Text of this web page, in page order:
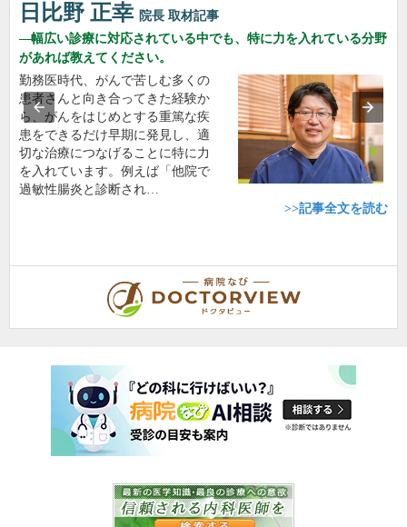
日比野 正幸 院長 取材記事
幅広い診療に対応されている中でも、特に力を入れている分野
があれば教えてください。
勤務医時代、がんで苦しむ多くの
患者さんと向き合ってきた経験か
ら、がんをはじめとする重篤な疾
患をできるだけ早期に発見し、適
切な治療につなげることに特に力
を入れています。例えば「他院で
過敏性腸炎と診断され…
>>記事全文を読む